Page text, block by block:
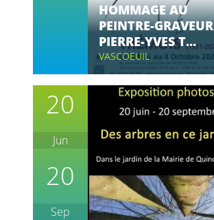
HOMMAGE AU
PEINTRE-GRAVEUR
PIERRE-YVES T...
VASCOEUIL
20
Jun
20
Sep